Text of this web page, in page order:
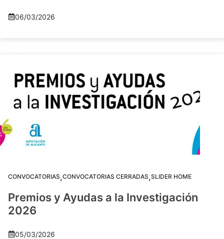
06/03/2026
CONVOCATORIAS,CONVOCATORIAS CERRADAS,SLIDER HOME
Premios y Ayudas a la Investigación
2026
05/03/2026